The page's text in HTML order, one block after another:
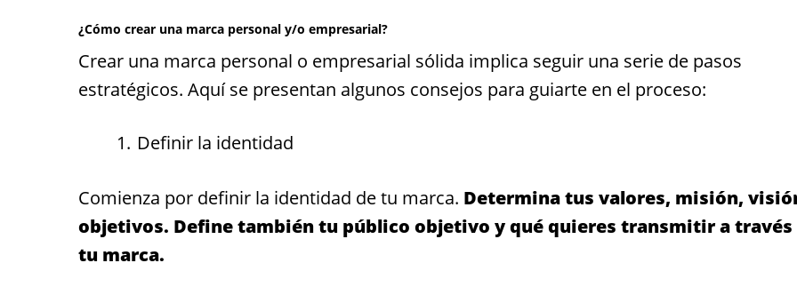
¿Cómo crear una marca personal y/o empresarial?
Crear una marca personal o empresarial sólida implica seguir una serie de pasos
estratégicos. Aquí se presentan algunos consejos para guiarte en el proceso:
Definir la identidad
Comienza por definir la identidad de tu marca. Determina tus valores, misión,
objetivos. Define también tu público objetivo y qué quieres transmitir a través
tu marca.